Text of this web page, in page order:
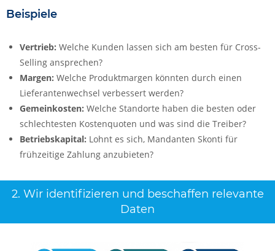
Beispiele
Vertrieb: Welche Kunden lassen sich am besten für Cross-
Selling ansprechen?
Margen: Welche Produktmargen könnten durch einen
Lieferantenwechsel verbessert werden?
Gemeinkosten: Welche Standorte haben die besten oder
schlechtesten Kostenquoten und was sind die Treiber?
Betriebskapital: Lohnt es sich, Mandanten Skonti für
frühzeitige Zahlung anzubieten?
2. Wir identifizieren und beschaffen relevante
Daten